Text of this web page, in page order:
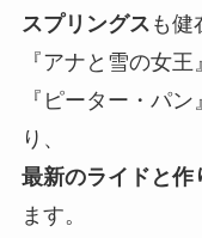
スプリングス も健
『アナと雪の女
『ピーター・パ
り、
最新のライドと作
ます。